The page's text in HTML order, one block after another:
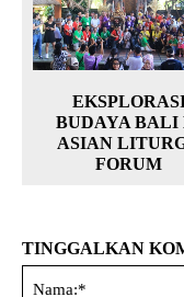
BUDAYA BALI
ASIAN
FORUM
TINGGALKAN